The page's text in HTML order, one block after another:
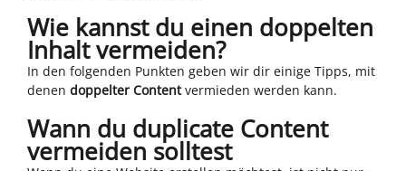
Wie kannst du einen doppelten
Inhalt vermeiden?
In den folgenden Punkten geben wir dir einige Tipps, mit
denen doppelter Contentvermieden werden kann.
Wann du duplicate Content
vermeiden solltest